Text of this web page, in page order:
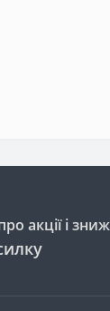
акції і